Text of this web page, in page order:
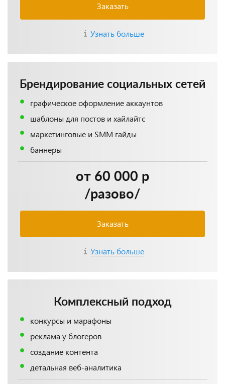
Заказать
Узнать больше
Брендирование социальных сетей
графическое оформление аккаунтов
шаблоны для постов и хайлайтс
маркетинговые и SMM гайды
баннеры
от 60 000 р
/разово/
Заказать
Узнать больше
Комплексный подход
конкурсы и марафоны
реклама у блогеров
создание контента
детальная веб-аналитика